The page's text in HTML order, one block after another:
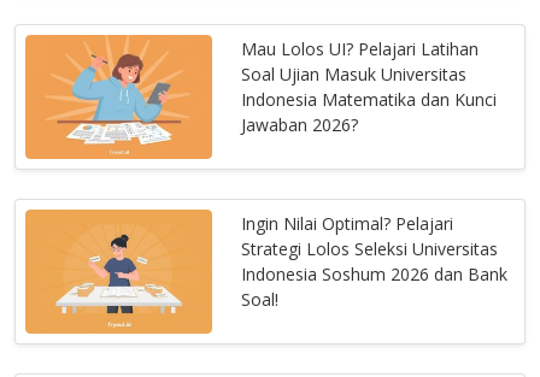
Mau Lolos UI? Pelajari Latihan
Soal Ujian Masuk Universitas
Indonesia Matematika dan Kunci
Jawaban 2026?
Ingin Nilai Optimal? Pelajari
Strategi Lolos Seleksi Universitas
Indonesia Soshum 2026 dan Bank
Soal!